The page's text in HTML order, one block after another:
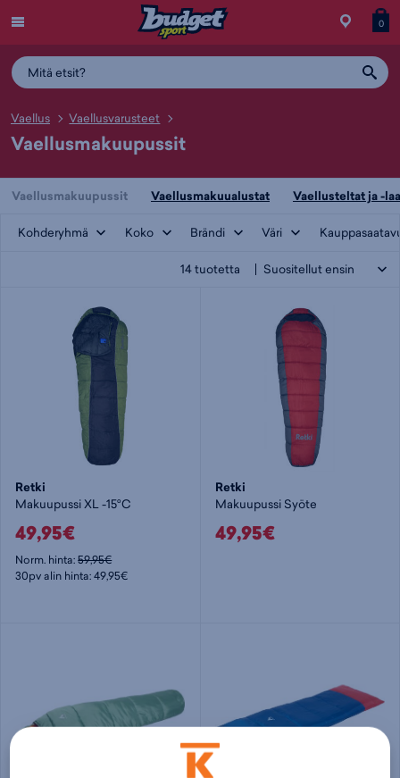
Siirry
0
Vaellus Vaellusvarusteet
Vaellusmakuupussit
Vaellusmakuupussit Vaellusmakuualustat Vaellusteltat ja -
Kohderyhmä Koko Brändi Väri
14tuotetta
Retki
Makuupussi XL -15°C
49,95€
Norm. hinta:59,95€
30pv alin hinta: 49,95€
Retki
Makuupussi Syöte
49,95€